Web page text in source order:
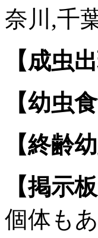
奈川,千
【成虫
【幼虫
【終齢
【掲示
個体も